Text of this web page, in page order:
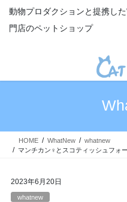
ス
ン
動物プロダクションと提携し
門店のペットショップ
HOME WhatNew
whatnew
マンチカン♀とスコティッシュフォ
2023年6月20日
whatnew